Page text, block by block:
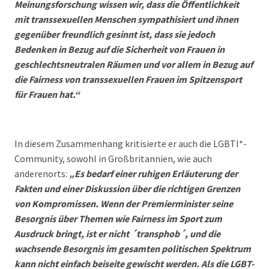
Meinungsforschung wissen wir, dass die Öffentlichkeit
mit transsexuellen Menschen sympathisiert und ihnen
gegenüber freundlich gesinnt ist, dass sie jedoch
Bedenken in Bezug auf die Sicherheit von Frauen in
geschlechtsneutralen Räumen und vor allem in Bezug auf
die Fairness von transsexuellen Frauen im Spitzensport
für Frauen hat.“
In diesem Zusammenhang kritisierte er auch die LGBTI*-
Community, sowohl in Großbritannien, wie auch
anderenorts: „Es bedarf einer ruhigen Erläuterung der
Fakten und einer Diskussion über die richtigen Grenzen
von Kompromissen. Wenn der Premierminister seine
Besorgnis über Themen wie Fairness im Sport zum
Ausdruck bringt, ist er nicht ´transphob´, und die
wachsende Besorgnis im gesamten politischen Spektrum
kann nicht einfach beiseite gewischt werden. Als die LGBT-